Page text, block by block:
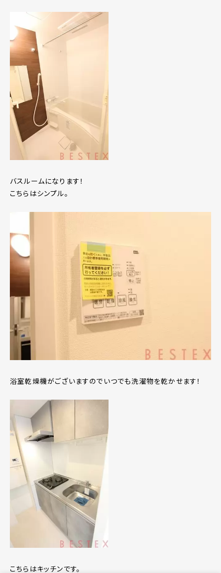
バスルームになります！
こちらはシンプル。
浴室乾燥機がございますのでいつでも洗濯物を乾かせます！
こちらはキッチンです。